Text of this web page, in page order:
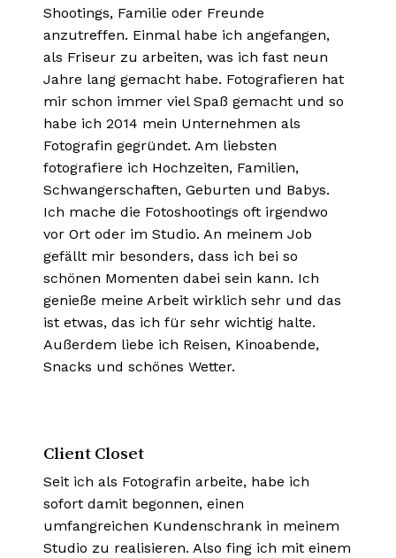
Shootings, Familie oder Freunde
anzutreffen. Einmal habe ich angefangen,
als Friseur zu arbeiten, was ich fast neun
Jahre lang gemacht habe. Fotografieren hat
mir schon immer viel Spaß gemacht und so
habe ich 2014 mein Unternehmen als
Fotografin gegründet. Am liebsten
fotografiere ich Hochzeiten, Familien,
Schwangerschaften, Geburten und Babys.
Ich mache die Fotoshootings oft irgendwo
vor Ort oder im Studio. An meinem Job
gefällt mir besonders, dass ich bei so
schönen Momenten dabei sein kann. Ich
genieße meine Arbeit wirklich sehr und das
ist etwas, das ich für sehr wichtig halte.
Außerdem liebe ich Reisen, Kinoabende,
Snacks und schönes Wetter.
Client Closet
Seit ich als Fotografin arbeite, habe ich
sofort damit begonnen, einen
umfangreichen Kundenschrank in meinem
Studio zu realisieren. Also fing ich mit einem